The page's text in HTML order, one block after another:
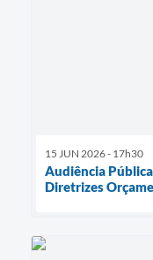
15 JUN 2026 - 17h30
Audiência
Diretrizes